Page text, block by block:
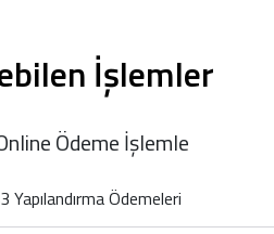
İşlemler
Ödeme İşlemle
Yapılandırma Ödemeleri